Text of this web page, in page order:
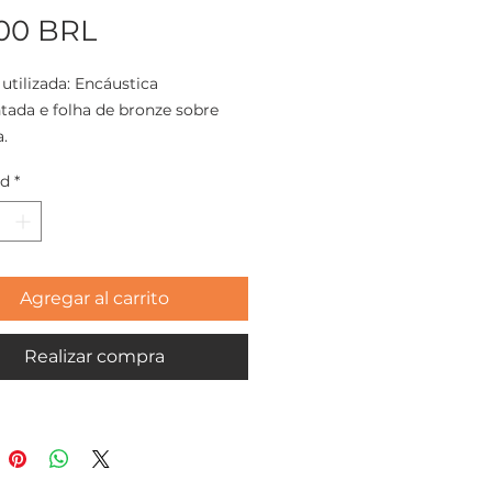
BRLPrecio
Encáustica
e folha de bronze sobre
2023
*
Agregar al carrito
Realizar compra